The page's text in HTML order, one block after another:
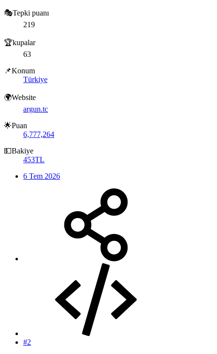
🎭Tepki puanı
219
🏆kupalar
63
📌Konum
Türkiye
🌍Website
argun.tc
🌟Puan
6,777,264
💵Bakiye
453TL
6 Tem 2026
#2